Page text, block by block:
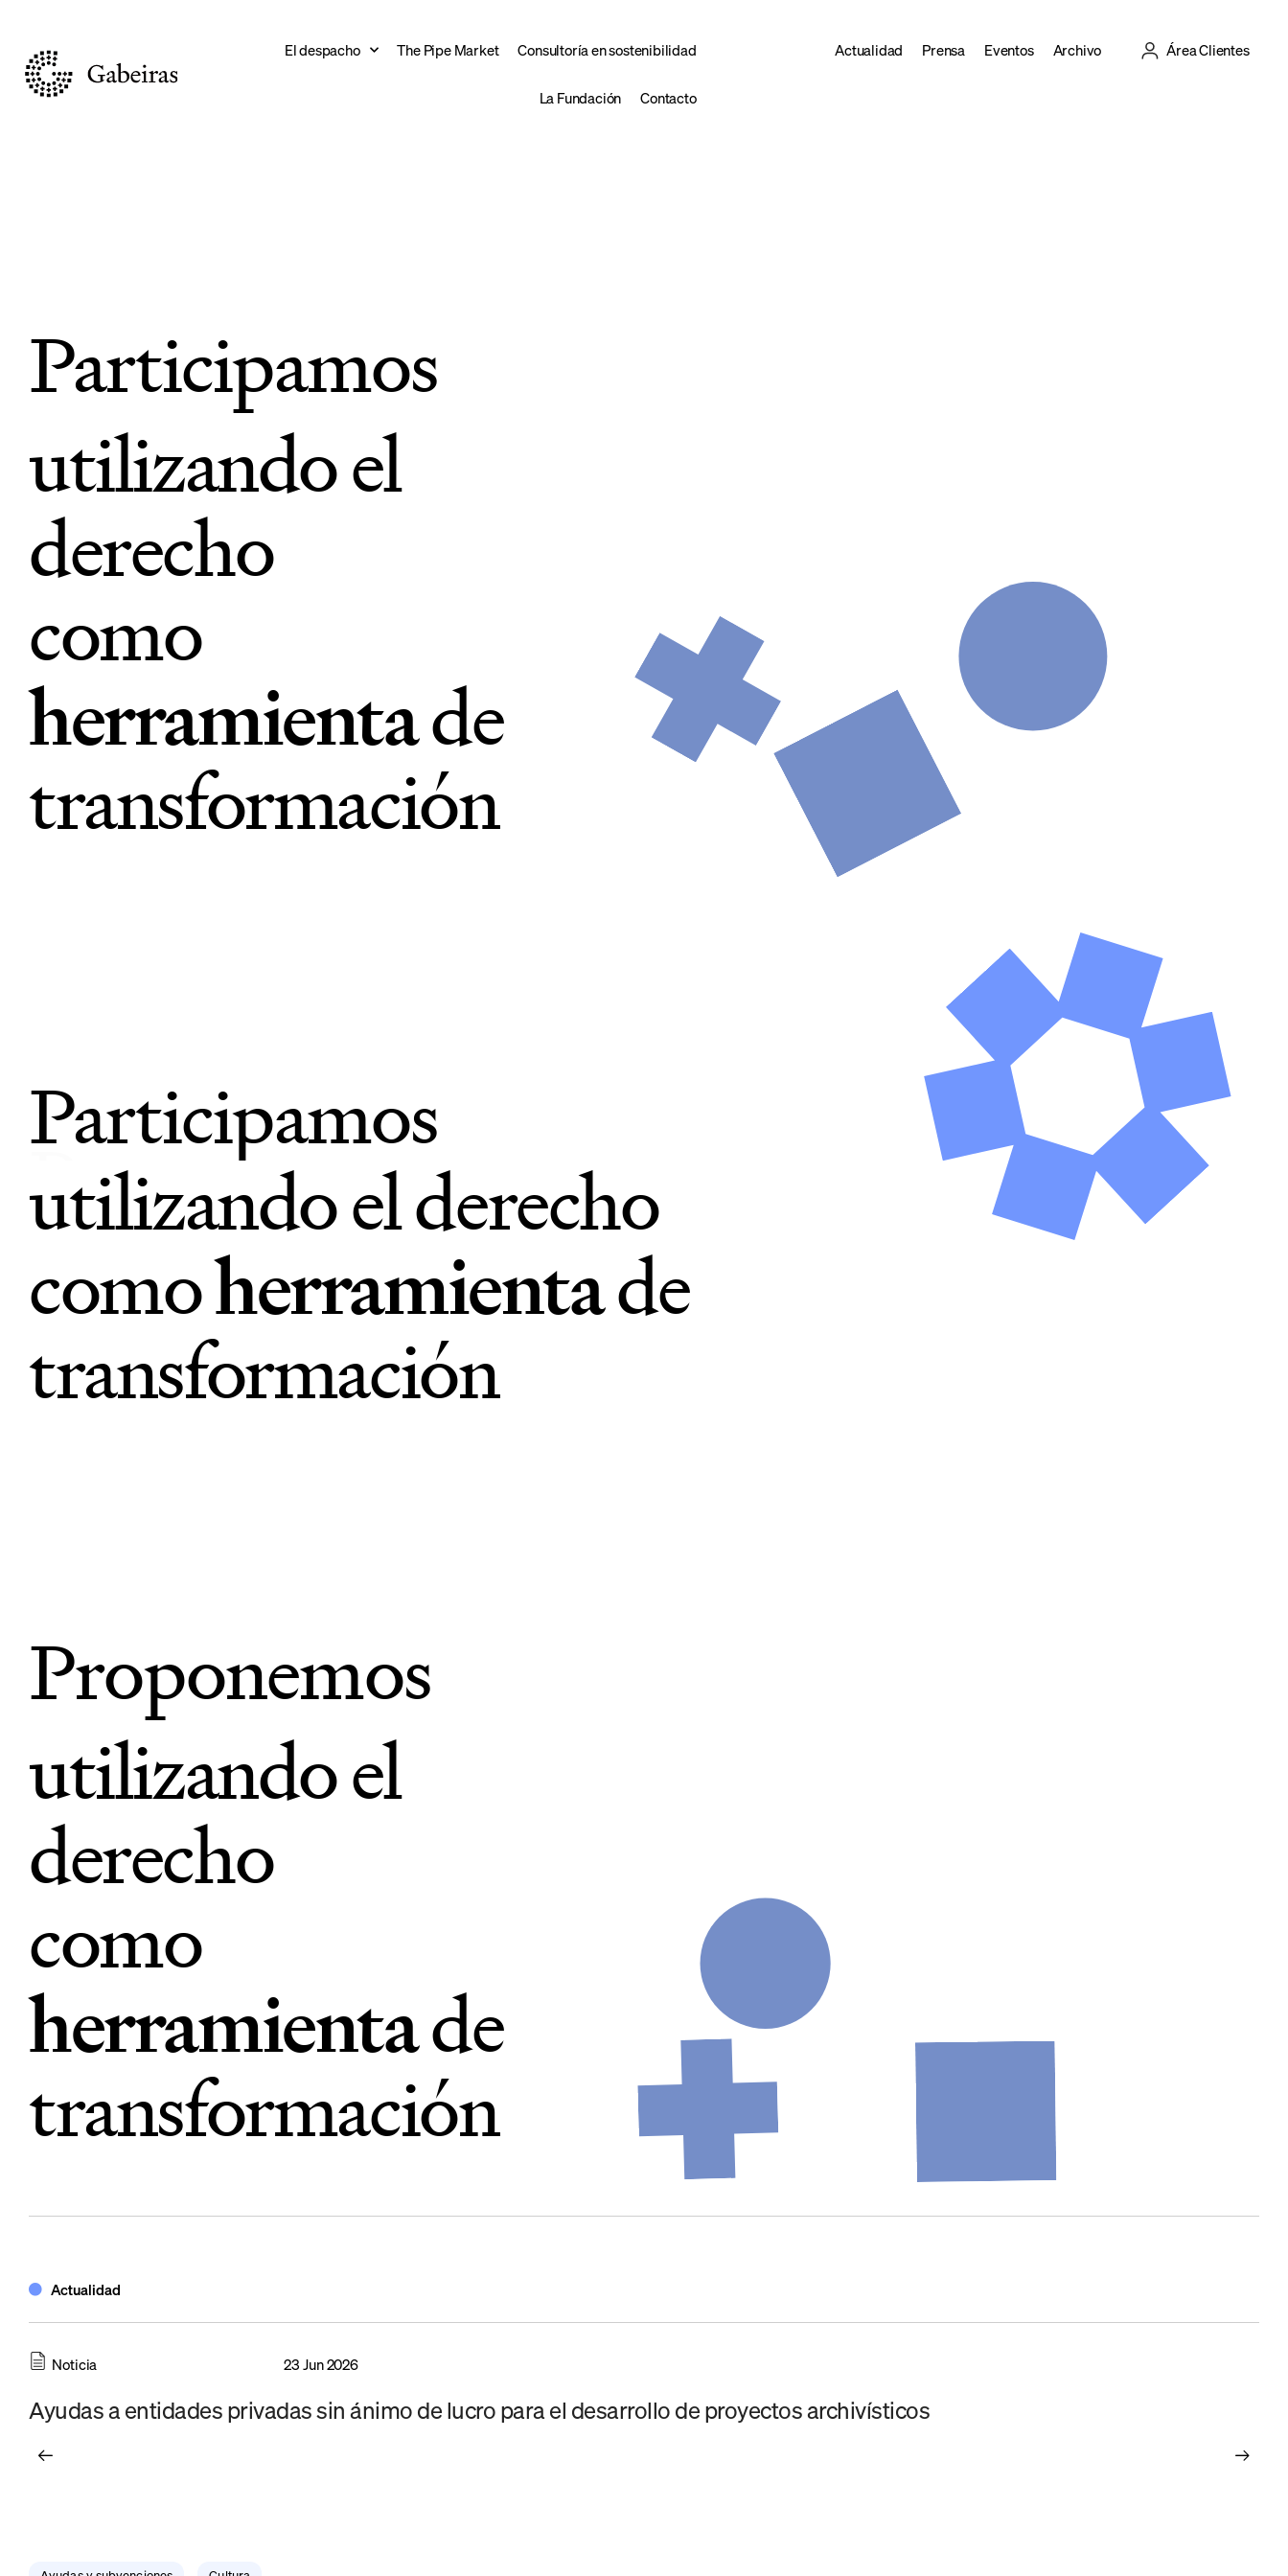
El despacho The Pipe Market Consultoría en sostenibilidad
La Fundación Contacto
Actualidad Prensa Eventos Archivo Área Clientes
Movilizamos
utilizando el
derecho
como
herramientade
transformación
Participamos
utilizando el derecho
comoherramientade
transformación
Participamos
utilizando el
derecho
como
herramientade
transformación
Actualidad
Noticia 23 Jun 2026
Ayudas a entidades privadas sin ánimo de lucro para el desarrollo de proyectos archivísticos